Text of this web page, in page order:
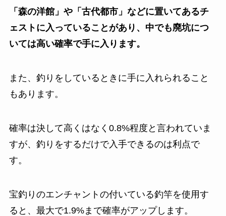
「森の洋館」や「古代都市」などに置いてあるチ
ェストに入っていることがあり、中でも廃坑につ
いては高い確率で手に入ります。
また、釣りをしているときに手に入れられること
もあります。
確率は決して高くはなく0.8%程度と言われていま
すが、釣りをするだけで入手できるのは利点で
す。
宝釣りのエンチャントの付いている釣竿を使用す
ると、最大で1.9%まで確率がアップします。